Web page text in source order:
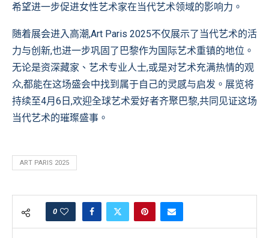
希望进一步促进女性艺术家在当代艺术领域的影响力。
随着展会进入高潮,Art Paris 2025不仅展示了当代艺术的活
力与创新,也进一步巩固了巴黎作为国际艺术重镇的地位。
无论是资深藏家、艺术专业人士,或是对艺术充满热情的观
众,都能在这场盛会中找到属于自己的灵感与启发。展览将
持续至4月6日,欢迎全球艺术爱好者齐聚巴黎,共同见证这场
当代艺术的璀璨盛事。
ART PARIS 2025
0